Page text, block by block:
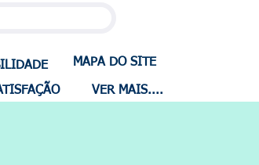
MAPA DO SITE
VER MAIS....